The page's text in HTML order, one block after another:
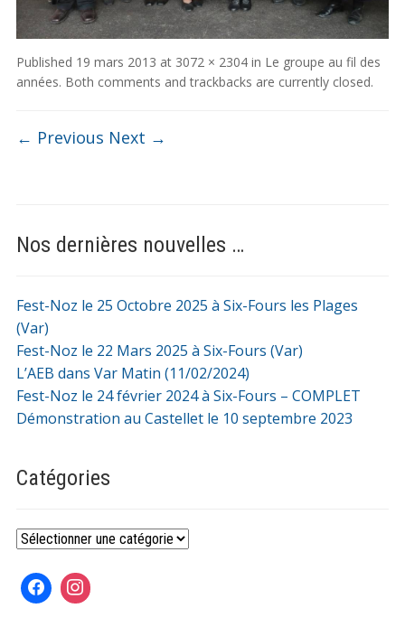
Published 19 mars 2013 at 3072 × 2304in Le groupe au fil des
années. Both comments and trackbacks are currently closed.
← Previous Next →
Nos dernières nouvelles …
Fest-Noz le 25 Octobre 2025 à Six-Fours les Plages
(Var)
Fest-Noz le 22 Mars 2025 à Six-Fours (Var)
L’AEB dans Var Matin (11/02/2024)
Fest-Noz le 24 février 2024 à Six-Fours – COMPLET
Démonstration au Castellet le 10 septembre 2023
Catégories
Catégories